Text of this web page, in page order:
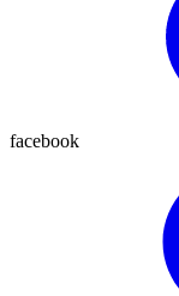
facebook